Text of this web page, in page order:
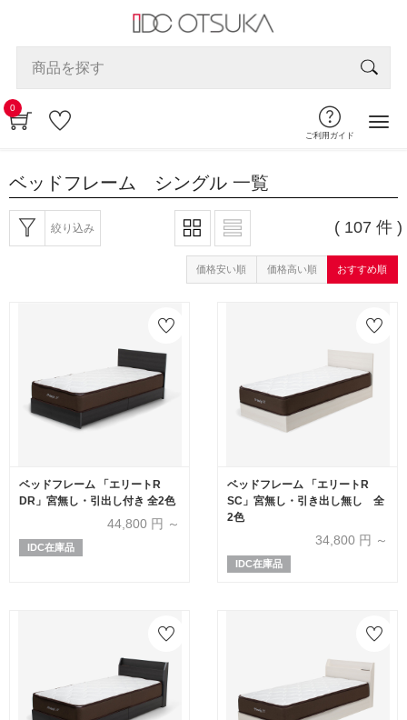
0
ご利用ガイド
ベッドフレーム シングル 一覧
絞り込み ( 107 件 )
価格安い順 価格高い順 おすすめ順
ベッドフレーム 「エリートR
DR」宮無し・引出し付き 全2色
44,800 円 ～
IDC在庫品
ベッドフレーム 「エリートR
SC」宮無し・引き出し無し 全
2色
34,800 円 ～
IDC在庫品